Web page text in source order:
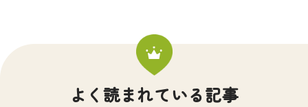
よく読まれている記事